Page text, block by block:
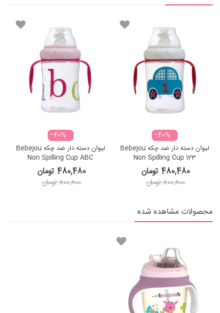
‎−40%
لیوان دسته دار ضد چکه Bebejou
Non Spilling Cup 123
480,480 تومان
800,800 تومان
‎−40%
لیوان دسته دار ضد چکه Bebejou
Non Spilling Cup ABC
480,480 تومان
800,800 تومان
محصولات مشاهده شده